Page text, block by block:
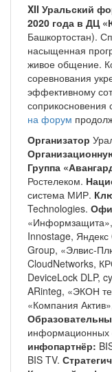
XII Уральский
2020 года в ДЦ
Башкортостан).
насыщенная
живое общение.
соревнования
эффективному
соприкосновения
на форум
Организатор
Группа
Ростелеком.
система МИР.
Technologies.
Innostage,
Group, «Элвис-
CloudNetworks,
DeviceLock DLP,
ARinteg, «ЭКОН
«Компания
информационных
инфопартнёр:
BIS TV.